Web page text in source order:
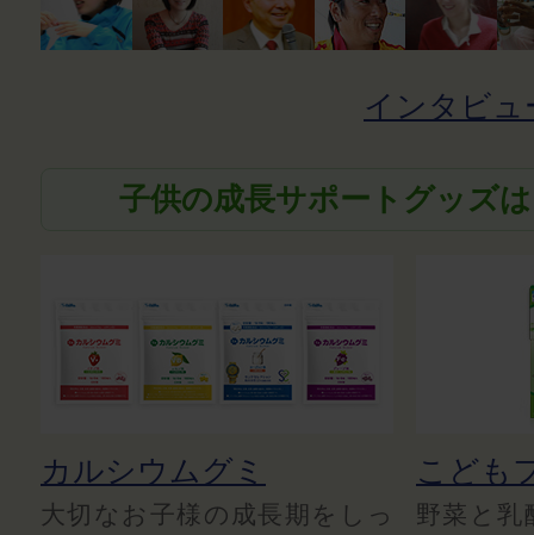
インタビュ
子供の成長サポートグッズ
カルシウムグミ
大切なお子様の成長期をしっ
こども
野菜と乳